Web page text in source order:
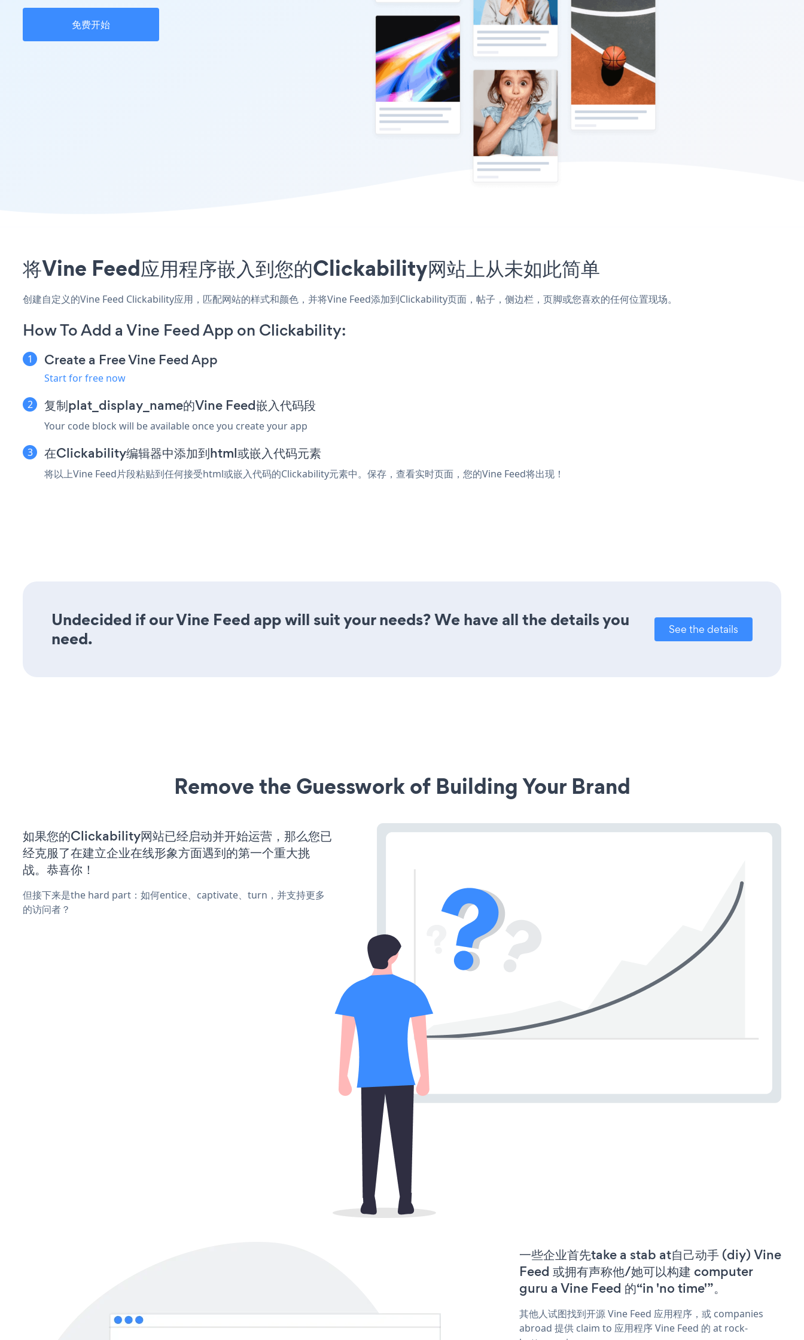
免费开始
将Vine Feed应用程序嵌入到您的Clickability网站上从未如此简单
创建自定义的Vine Feed Clickability应用，匹配网站的样式和颜色，并将Vine Feed添加到Clickability页面，帖子，侧边栏，页脚或您喜欢的任何位置现场。
How To Add a Vine Feed App on Clickability:
Create a Free Vine Feed App
Start for free now
复制plat_display_name的Vine Feed嵌入代码段
Your code block will be available once you create your app
在Clickability编辑器中添加到html或嵌入代码元素
将以上Vine Feed片段粘贴到任何接受html或嵌入代码的Clickability元素中。保存，查看实时页面，您的Vine Feed将出现！
Undecided if our Vine Feed app will suit your needs? We have all the details you
need.
See the details
Remove the Guesswork of Building Your Brand
如果您的Clickability网站已经启动并开始运营，那么您已
经克服了在建立企业在线形象方面遇到的第一个重大挑
战。恭喜你！
但接下来是the hard part：如何entice、captivate、turn，并支持更多
的访问者？
一些企业首先take a stab at自己动手 (diy) Vine
Feed 或拥有声称他/她可以构建 computer
guru a Vine Feed 的“in 'no time'”。
其他人试图找到开源 Vine Feed 应用程序，或 companies
abroad 提供 claim to 应用程序 Vine Feed 的 at rock-